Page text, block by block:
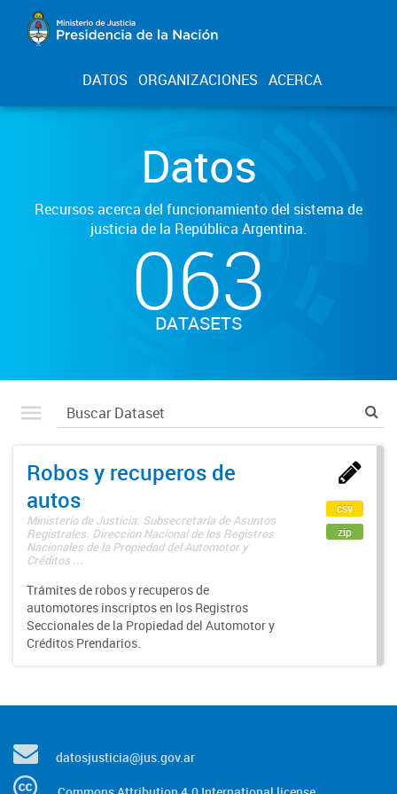
DATOS ORGANIZACIONES ACERCA
Datos
Recursos acerca del funcionamiento del sistema de
justicia de la República Argentina.
063
DATASETS
Robos y recuperos de
autos
Ministerio de Justicia. Subsecretaría de Asuntos
Registrales. Dirección Nacional de los Registros
Nacionales de la Propiedad del Automotor y
Créditos ...
Trámites de robos y recuperos de
automotores inscriptos en los Registros
Seccionales de la Propiedad del Automotor y
Créditos Prendarios.
csv
zip
datosjusticia@jus.gov.ar